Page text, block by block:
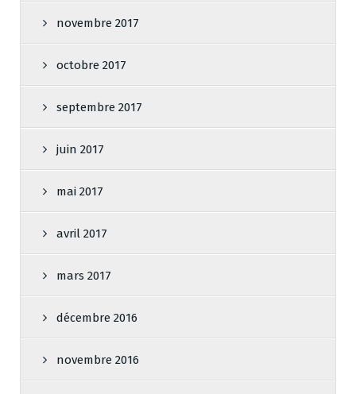
novembre 2017
octobre 2017
septembre 2017
juin 2017
mai 2017
avril 2017
mars 2017
décembre 2016
novembre 2016